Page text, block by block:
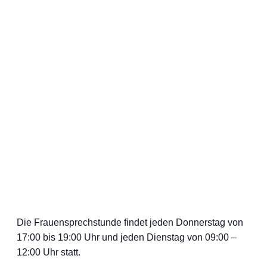
Die Frauensprechstunde findet jeden Donnerstag von
17:00 bis 19:00 Uhr und jeden Dienstag von 09:00 –
12:00 Uhr statt.